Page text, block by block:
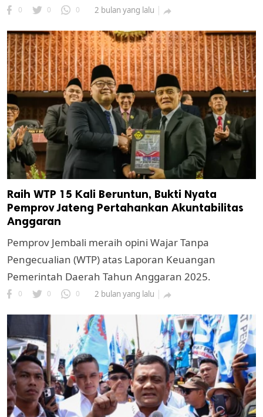
0 0 0 2 bulan yang lalu 
Raih WTP 15 Kali Beruntun, Bukti Nyata
Pemprov Jateng Pertahankan Akuntabilitas
Anggaran
Pemprov Jembali meraih opini Wajar Tanpa
Pengecualian (WTP) atas Laporan Keuangan
Pemerintah Daerah Tahun Anggaran 2025.
0 0 0 2 bulan yang lalu 